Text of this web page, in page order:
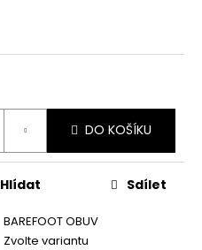
DO KOŠÍKU
BAREFOOT OBUV
Zvolte variantu
Hlídat Sdílet